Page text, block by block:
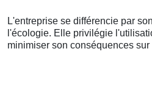
L'entreprise se différencie par
l'écologie. Elle privilégie
minimiser son conséquences sur